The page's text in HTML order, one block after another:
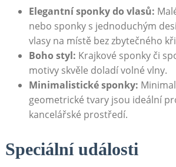
Elegantní‌ sponky do vlasů:
nebo sponky ⁣s jednoduchým
vlasy na místě bez zbytečného
Boho styl: Krajkové sponky či
motivy skvěle doladí volné​ vlny.
Minimalistické sponky:
geometrické tvary jsou ideální‍
kancelářské prostředí.
Speciální ⁣události